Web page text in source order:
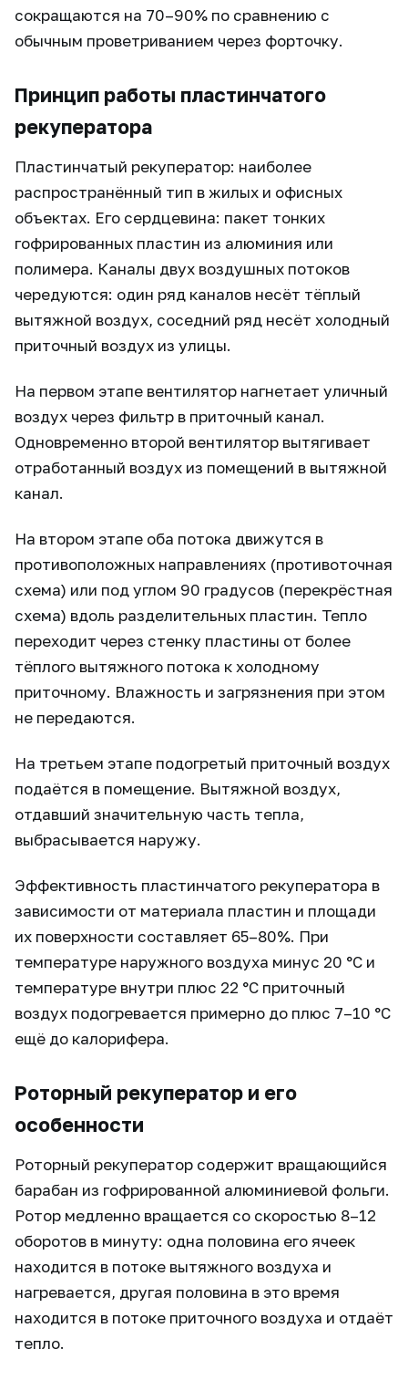
сокращаются на 70–90% по сравнению с
обычным проветриванием через форточку.
Принцип работы пластинчатого
рекуператора
Пластинчатый рекуператор: наиболее
распространённый тип в жилых и офисных
объектах. Его сердцевина: пакет тонких
гофрированных пластин из алюминия или
полимера. Каналы двух воздушных потоков
чередуются: один ряд каналов несёт тёплый
вытяжной воздух, соседний ряд несёт холодный
приточный воздух из улицы.
На первом этапе вентилятор нагнетает уличный
воздух через фильтр в приточный канал.
Одновременно второй вентилятор вытягивает
отработанный воздух из помещений в вытяжной
канал.
На втором этапе оба потока движутся в
противоположных направлениях (противоточная
схема) или под углом 90 градусов (перекрёстная
схема) вдоль разделительных пластин. Тепло
переходит через стенку пластины от более
тёплого вытяжного потока к холодному
приточному. Влажность и загрязнения при этом
не передаются.
На третьем этапе подогретый приточный воздух
подаётся в помещение. Вытяжной воздух,
отдавший значительную часть тепла,
выбрасывается наружу.
Эффективность пластинчатого рекуператора в
зависимости от материала пластин и площади
их поверхности составляет 65–80%. При
температуре наружного воздуха минус 20 °C и
температуре внутри плюс 22 °C приточный
воздух подогревается примерно до плюс 7–10 °C
ещё до калорифера.
Роторный рекуператор и его
особенности
Роторный рекуператор содержит вращающийся
барабан из гофрированной алюминиевой фольги.
Ротор медленно вращается со скоростью 8–12
оборотов в минуту: одна половина его ячеек
находится в потоке вытяжного воздуха и
нагревается, другая половина в это время
находится в потоке приточного воздуха и отдаёт
тепло.